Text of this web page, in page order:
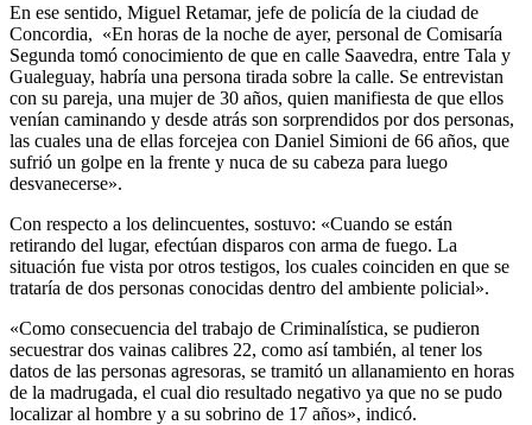
En ese sentido, Miguel Retamar, jefe de policía de la ciudad de
Concordia, «En horas de la noche de ayer, personal de Comisaría
Segunda tomó conocimiento de que en calle Saavedra, entre Tala y
Gualeguay, habría una persona tirada sobre la calle. Se entrevistan
con su pareja, una mujer de 30 años, quien manifiesta de que ellos
venían caminando y desde atrás son sorprendidos por dos personas,
las cuales una de ellas forcejea con Daniel Simioni de 66 años, que
sufrió un golpe en la frente y nuca de su cabeza para luego
desvanecerse».
Con respecto a los delincuentes, sostuvo: «Cuando se están
retirando del lugar, efectúan disparos con arma de fuego. La
situación fue vista por otros testigos, los cuales coinciden en que se
trataría de dos personas conocidas dentro del ambiente policial».
«Como consecuencia del trabajo de Criminalística, se pudieron
secuestrar dos vainas calibres 22, como así también, al tener los
datos de las personas agresoras, se tramitó un allanamiento en horas
de la madrugada, el cual dio resultado negativo ya que no se pudo
localizar al hombre y a su sobrino de 17 años», indicó.